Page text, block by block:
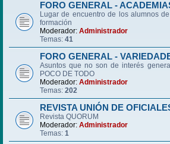
FORO GENERAL -
Lugar de encuentro de los alumnos
formación
Moderador: Administrador
Temas: 41
FORO GENERAL -
Asuntos que no son de interés
POCO DE TODO
Moderador: Administrador
Temas: 202
REVISTA UNIÓN DE
Revista QUORUM
Moderador: Administrador
Temas: 1